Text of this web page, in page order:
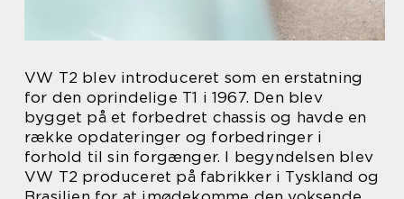
VW T2 blev introduceret som en erstatning
for den oprindelige T1 i 1967. Den blev
bygget på et forbedret chassis og havde en
række opdateringer og forbedringer i
forhold til sin forgænger. I begyndelsen blev
VW T2 produceret på fabrikker i Tyskland og